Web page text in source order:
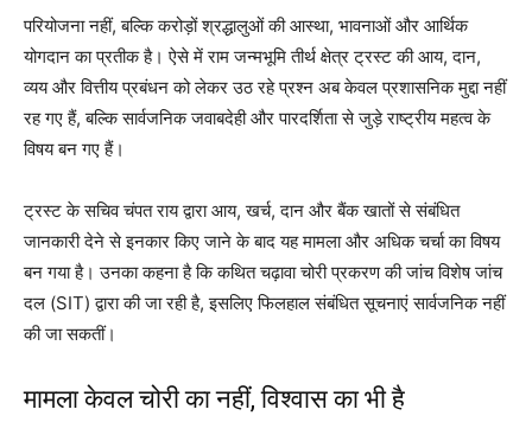
परियोजना नहीं, बल्कि करोड़ों श्रद्धालुओं की आस्था, भावनाओं और आर्थिक
योगदान का प्रतीक है। ऐसे में राम जन्मभूमि तीर्थ क्षेत्र ट्रस्ट की आय, दान,
व्यय और वित्तीय प्रबंधन को लेकर उठ रहे प्रश्न अब केवल प्रशासनिक मुद्दा नहीं
रह गए हैं, बल्कि सार्वजनिक जवाबदेही और पारदर्शिता से जुड़े राष्ट्रीय महत्व के
विषय बन गए हैं।
ट्रस्ट के सचिव चंपत राय द्वारा आय, खर्च, दान और बैंक खातों से संबंधित
जानकारी देने से इनकार किए जाने के बाद यह मामला और अधिक चर्चा का विषय
बन गया है। उनका कहना है कि कथित चढ़ावा चोरी प्रकरण की जांच विशेष जांच
दल (SIT) द्वारा की जा रही है, इसलिए फिलहाल संबंधित सूचनाएं सार्वजनिक नहीं
की जा सकतीं।
मामला केवल चोरी का नहीं, विश्वास का भी है